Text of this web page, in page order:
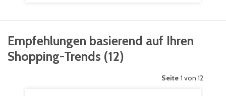
Empfehlungen basierend auf Ihren
Shopping-Trends (12)
Seite 1 von 12